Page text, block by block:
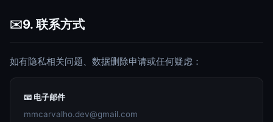
✉️9. 联系方式
如有隐私相关问题、数据删除申请或任何疑虑：
📧 电子邮件
mmcarvalho.dev@gmail.com